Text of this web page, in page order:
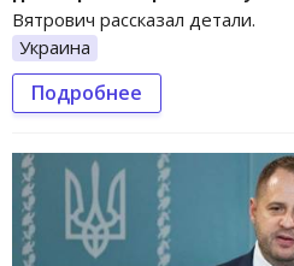
Вятрович рассказал детали.
Украина
Подробнее